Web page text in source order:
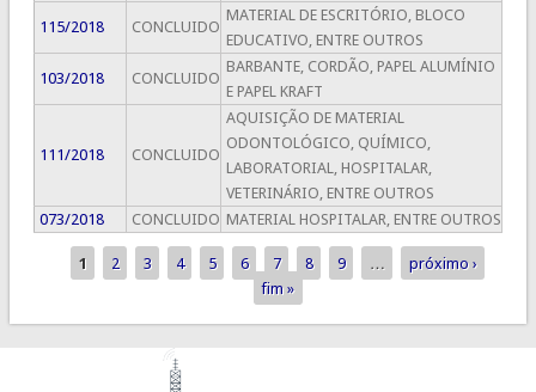
115/2018 CONCLUIDO
MATERIAL DE ESCRITÓRIO, BLOCO
EDUCATIVO, ENTRE OUTROS
103/2018 CONCLUIDO
BARBANTE, CORDÃO, PAPEL ALUMÍNIO
E PAPEL KRAFT
111/2018 CONCLUIDO
AQUISIÇÃO DE MATERIAL
ODONTOLÓGICO, QUÍMICO,
LABORATORIAL, HOSPITALAR,
VETERINÁRIO, ENTRE OUTROS
073/2018
CONCLUIDO MATERIAL HOSPITALAR, ENTRE OUTROS
Páginas
1 2 3 4 5 6 7 8 9 …
próximo ›
fim »